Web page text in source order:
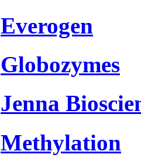
Everogen
Globozymes
Jenna
Methylation